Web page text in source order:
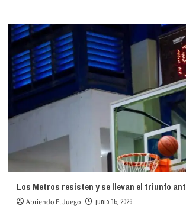
Los Metros resisten y se llevan el triunfo
Abriendo El Juego junio 15, 2026